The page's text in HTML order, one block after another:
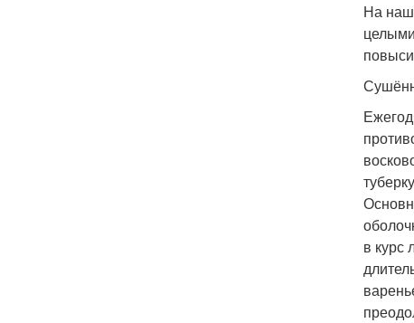
На
в курс